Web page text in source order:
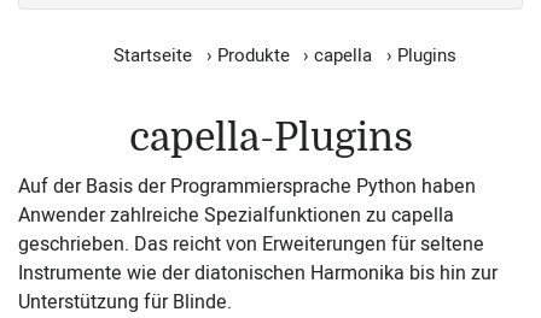
Startseite › Produkte › capella › Plugins
capella-Plugins
Auf der Basis der Programmiersprache Python haben
Anwender zahlreiche Spezialfunktionen zu capella
geschrieben. Das reicht von Erweiterungen für seltene
Instrumente wie der diatonischen Harmonika bis hin zur
Unterstützung für Blinde.